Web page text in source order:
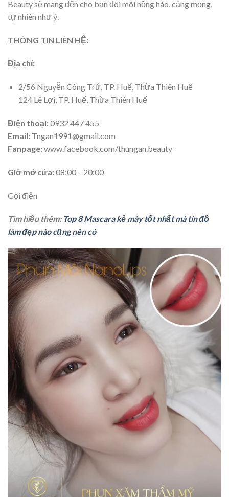
Beauty sẽ mang đến cho bạn đôi môi hồng hào, căng mọng,
tự nhiên như ý.
THÔNG TIN LIÊN HỆ:
Địa chỉ:
2/56 Nguyễn Công Trứ, TP. Huế, Thừa Thiên Huế
124 Lê Lợi, TP. Huế, Thừa Thiên Huế
Điện thoại:0932 447 455
Email: Tngan1991@gmail.com
Fanpage:www.facebook.com/thungan.beauty
Giờ mở cửa:08:00 – 20:00
Gọi điện
Tìm hiểu thêm: Top 8 Mascara kẻ mày tốt nhất mà tín đồ
làm đẹp nào cũng nên có